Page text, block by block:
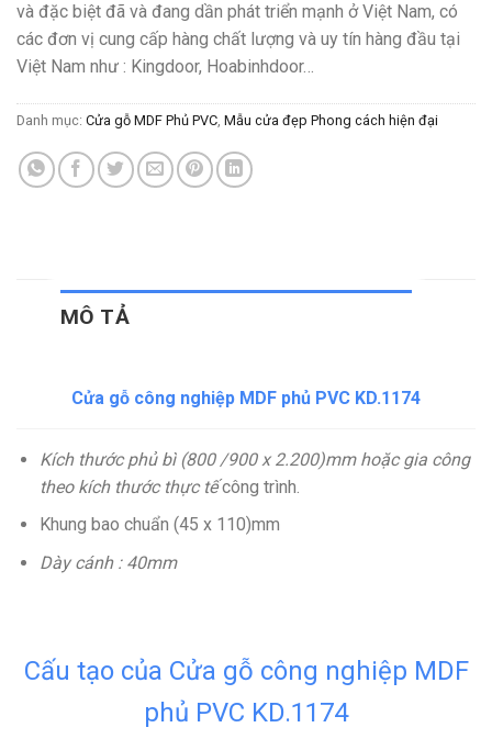
và đặc biệt đã và đang dần phát triển mạnh ở Việt Nam, có
các đơn vị cung cấp hàng chất lượng và uy tín hàng đầu tại
Việt Nam như : Kingdoor, Hoabinhdoor…
Danh mục: Cửa gỗ MDF Phủ PVC Mẫu cửa đẹp Phong cách hiện đại
MÔ TẢ
Cửa gỗ công nghiệp MDF phủ PVC KD.1174
Kích thước phủ bì (800 /900 x 2.200)mm hoặc gia công
theo kích thước thực tếcông trình.
Khung bao chuẩn (45 x 110)mm
Dày cánh : 40mm
Cấu tạo của Cửa gỗ công nghiệp MDF
phủ PVC KD.1174